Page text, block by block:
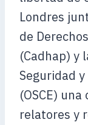
Londres
de
(Cadhap) y
Seguridad
(OSCE)
relatores y